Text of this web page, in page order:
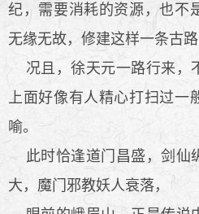
纪，需要消耗的资源，也不
无缘无故，修建这样一条古路
况且，徐天元一路行来，
上面好像有人精心打扫过
喻。
此时恰逢道门昌盛，剑仙
大，魔门邪教妖人衰落，